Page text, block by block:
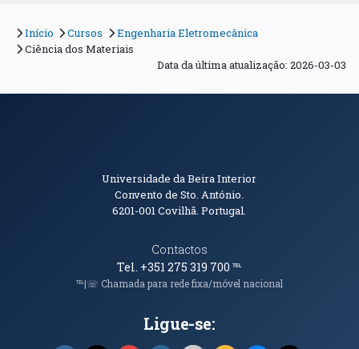
Início Cursos
Engenharia Eletromecânica
Ciência dos Materiais
Data da última atualização: 2026-03-03
Informações de Contacto
Universidade da Beira Interior
Convento de Sto. António.
6201-001Covilhã. Portugal.
Contactos
Tel. +351 275 319 700℡
℡|☏ Chamada para rede fixa/móvel nacional
Ligue-se: